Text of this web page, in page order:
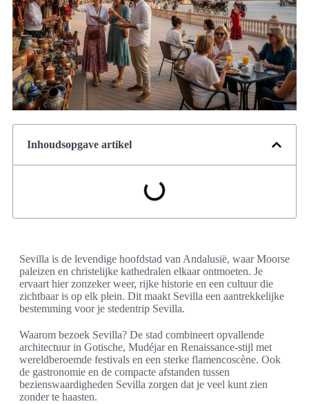
Inhoudsopgave artikel
Sevilla is de levendige hoofdstad van Andalusië, waar Moorse
paleizen en christelijke kathedralen elkaar ontmoeten. Je
ervaart hier zonzeker weer, rijke historie en een cultuur die
zichtbaar is op elk plein. Dit maakt Sevilla een aantrekkelijke
bestemming voor je stedentrip Sevilla.
Waarom bezoek Sevilla? De stad combineert opvallende
architectuur in Gotische, Mudéjar en Renaissance-stijl met
wereldberoemde festivals en een sterke flamencoscène. Ook
de gastronomie en de compacte afstanden tussen
bezienswaardigheden Sevilla zorgen dat je veel kunt zien
zonder te haasten.